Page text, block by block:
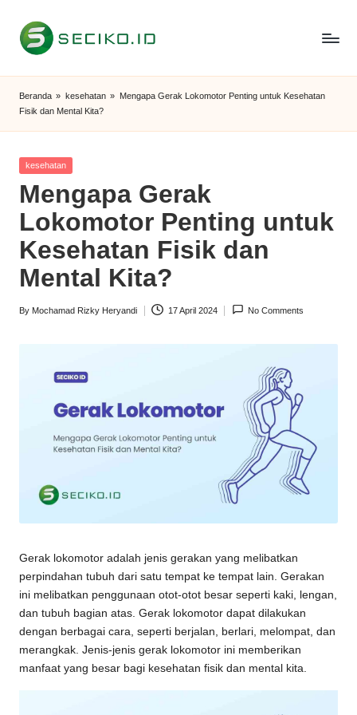
Skip
S
e
c
i
k
o
I
D
Beranda » kesehatan » Mengapa Gerak Lokomotor Penting untuk Kesehatan
Fisik dan Mental Kita?
Posted
kesehatan
Mengapa Gerak
Lokomotor Penting untuk
Kesehatan Fisik dan
Mental Kita?
Posted
By Mochamad Rizky Heryandi 17 April 2024 No Comments
Gerak lokomotor adalah jenis gerakan yang melibatkan
perpindahan tubuh dari satu tempat ke tempat lain. Gerakan
ini melibatkan penggunaan otot-otot besar seperti kaki, lengan,
dan tubuh bagian atas. Gerak lokomotor dapat dilakukan
dengan berbagai cara, seperti berjalan, berlari, melompat, dan
merangkak. Jenis-jenis gerak lokomotor ini memberikan
manfaat yang besar bagi kesehatan fisik dan mental kita.